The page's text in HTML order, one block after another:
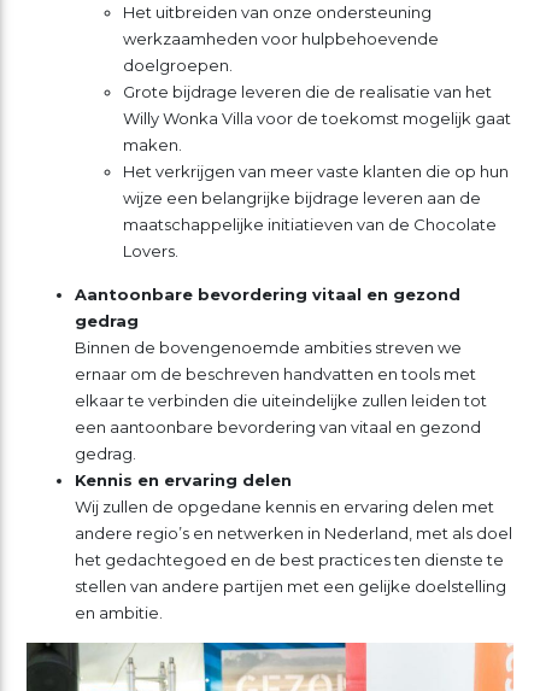
Het uitbreiden van onze ondersteuning
werkzaamheden voor hulpbehoevende
doelgroepen.
Grote bijdrage leveren die de realisatie van het
Willy Wonka Villa voor de toekomst mogelijk gaat
maken.
Het verkrijgen van meer vaste klanten die op hun
wijze een belangrijke bijdrage leveren aan de
maatschappelijke initiatieven van de Chocolate
Lovers.
Aantoonbare bevordering vitaal en gezond
gedrag
Binnen de bovengenoemde ambities streven we
ernaar om de beschreven handvatten en tools met
elkaar te verbinden die uiteindelijke zullen leiden tot
een aantoonbare bevordering van vitaal en gezond
gedrag.
Kennis en ervaring delen
Wij zullen de opgedane kennis en ervaring delen met
andere regio’s en netwerken in Nederland, met als doel
het gedachtegoed en de best practices ten dienste te
stellen van andere partijen met een gelijke doelstelling
en ambitie.